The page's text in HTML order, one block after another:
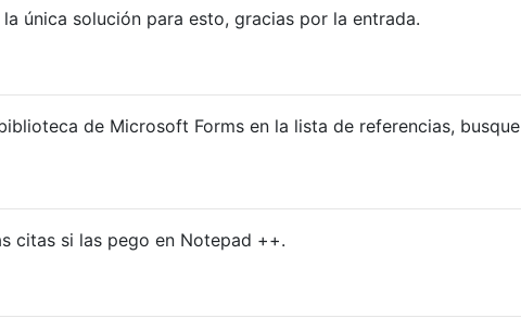
la única solución para esto, gracias por la entrada.
de Microsoft Forms en la lista de referencias, busque
citas si las pego en Notepad ++.